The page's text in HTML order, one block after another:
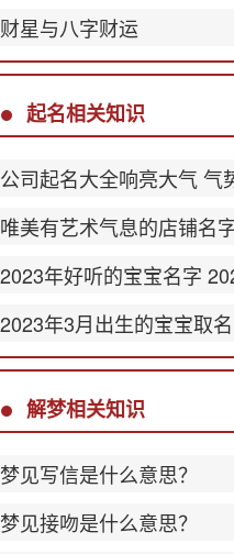
财星与八字财运
起名相关知识
解梦相关知识
梦见写信是什么意思？
梦见接吻是什么意思？